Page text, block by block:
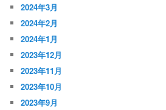
2024年3月
2024年2月
2024年1月
2023年12月
2023年11月
2023年10月
2023年9月